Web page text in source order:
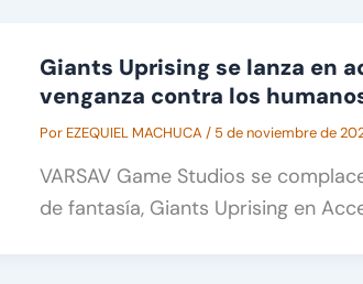
Giants Uprising se lanza en
venganza contra los
Por EZEQUIEL MACHUCA / 5 de noviembre de
VARSAV Game Studios se
de fantasía, Giants Uprising en